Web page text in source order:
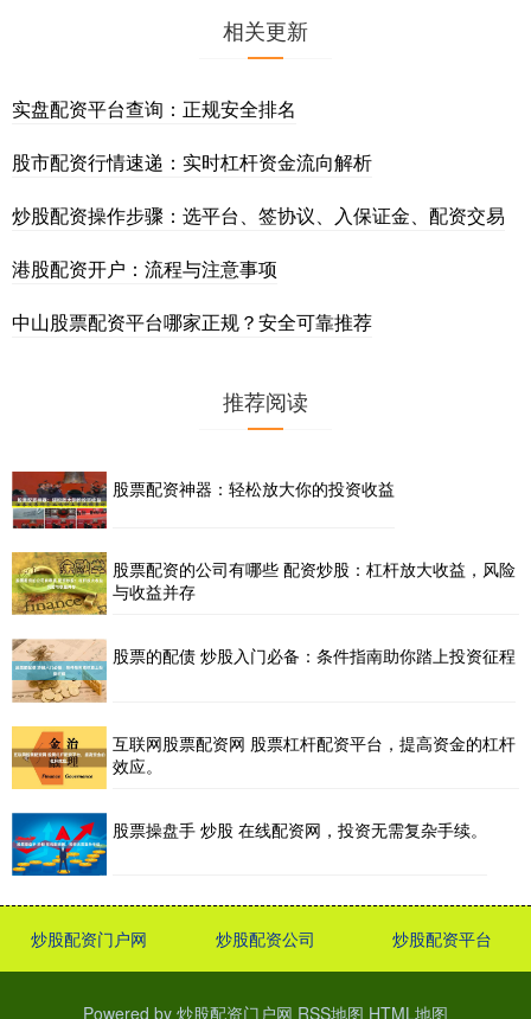
相关更新
实盘配资平台查询：正规安全排名
股市配资行情速递：实时杠杆资金流向解析
炒股配资操作步骤：选平台、签协议、入保证金、配资交易
港股配资开户：流程与注意事项
中山股票配资平台哪家正规？安全可靠推荐
推荐阅读
股票配资神器：轻松放大你的投资收益
股票配资的公司有哪些 配资炒股：杠杆放大收益，风险
与收益并存
股票的配债 炒股入门必备：条件指南助你踏上投资征程
互联网股票配资网 股票杠杆配资平台，提高资金的杠杆
效应。
股票操盘手 炒股 在线配资网，投资无需复杂手续。
炒股配资门户网 炒股配资公司 炒股配资平台
Powered by 炒股配资门户网 RSS地图 HTML地图